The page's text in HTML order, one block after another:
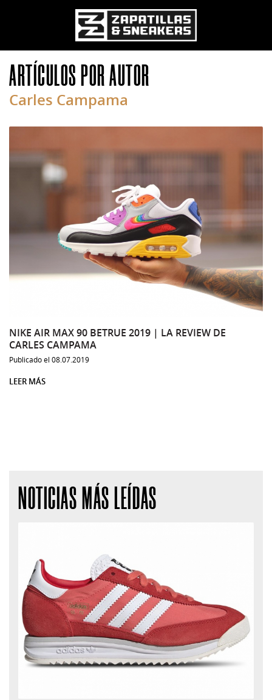
Pasar al contenido principal
ARTÍCULOS POR AUTOR
Carles Campama
NIKE AIR MAX 90 BETRUE 2019 | LA REVIEW DE
CARLES CAMPAMA
Publicado el 08.07.2019
LEER MÁS
NOTICIAS MÁS LEÍDAS